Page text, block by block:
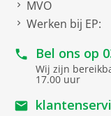
MVO
Werken bij EP:
Bel ons op
Wij zijn
17.00 uur